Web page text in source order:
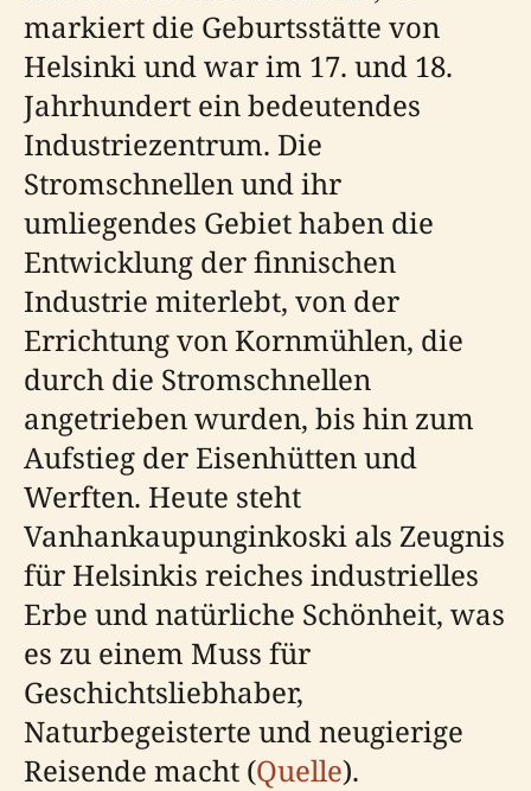
markiert die Geburtsstätte von
Helsinki und war im 17. und 18.
Jahrhundert ein bedeutendes
Industriezentrum. Die
Stromschnellen und ihr
umliegendes Gebiet haben die
Entwicklung der finnischen
Industrie miterlebt, von der
Errichtung von Kornmühlen, die
durch die Stromschnellen
angetrieben wurden, bis hin zum
Aufstieg der Eisenhütten und
Werften. Heute steht
Vanhankaupunginkoski als Zeugnis
für Helsinkis reiches industrielles
Erbe und natürliche Schönheit, was
es zu einem Muss für
Geschichtsliebhaber,
Naturbegeisterte und neugierige
Reisende macht (Quelle).